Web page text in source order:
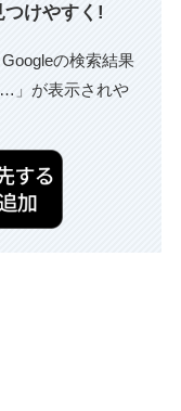
けやすく!
の検索結果
」が表示されや